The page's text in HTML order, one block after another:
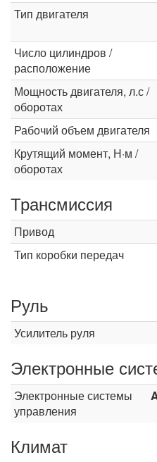
Тип двигателя
Число цилиндров /
расположение
Мощность двигателя, л.с /
оборотах
Рабочий объем двигателя
Крутящий момент, Н·м /
оборотах
Трансмиссия
Привод
Тип коробки передач
Руль
Усилитель руля
Электронные
Электронные системы
управления
Климат